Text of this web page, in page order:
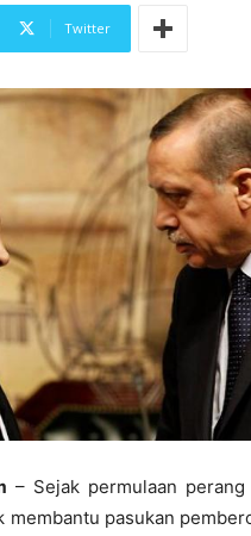
Twitter
– Sejak permulaan
membantu pasukan